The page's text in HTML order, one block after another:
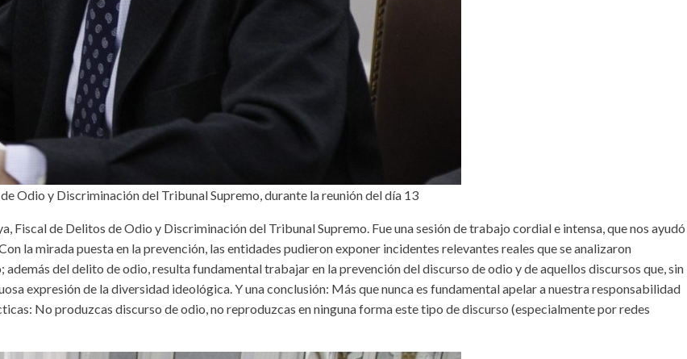
Odio y Discriminación del Tribunal Supremo, durante la reunión del día 13
Fiscal de Delitos de Odio y Discriminación del Tribunal Supremo. Fue una sesión de trabajo cordial e intensa, que nos ayudó
la mirada puesta en la prevención, las entidades pudieron exponer incidentes relevantes reales que se analizaron
del delito de odio, resulta fundamental trabajar en la prevención del discurso de odio y de aquellos discursos que, sin
expresión de la diversidad ideológica. Y una conclusión: Más que nunca es fundamental apelar a nuestra responsabilidad
No produzcas discurso de odio, no reproduzcas en ninguna forma este tipo de discurso (especialmente por redes